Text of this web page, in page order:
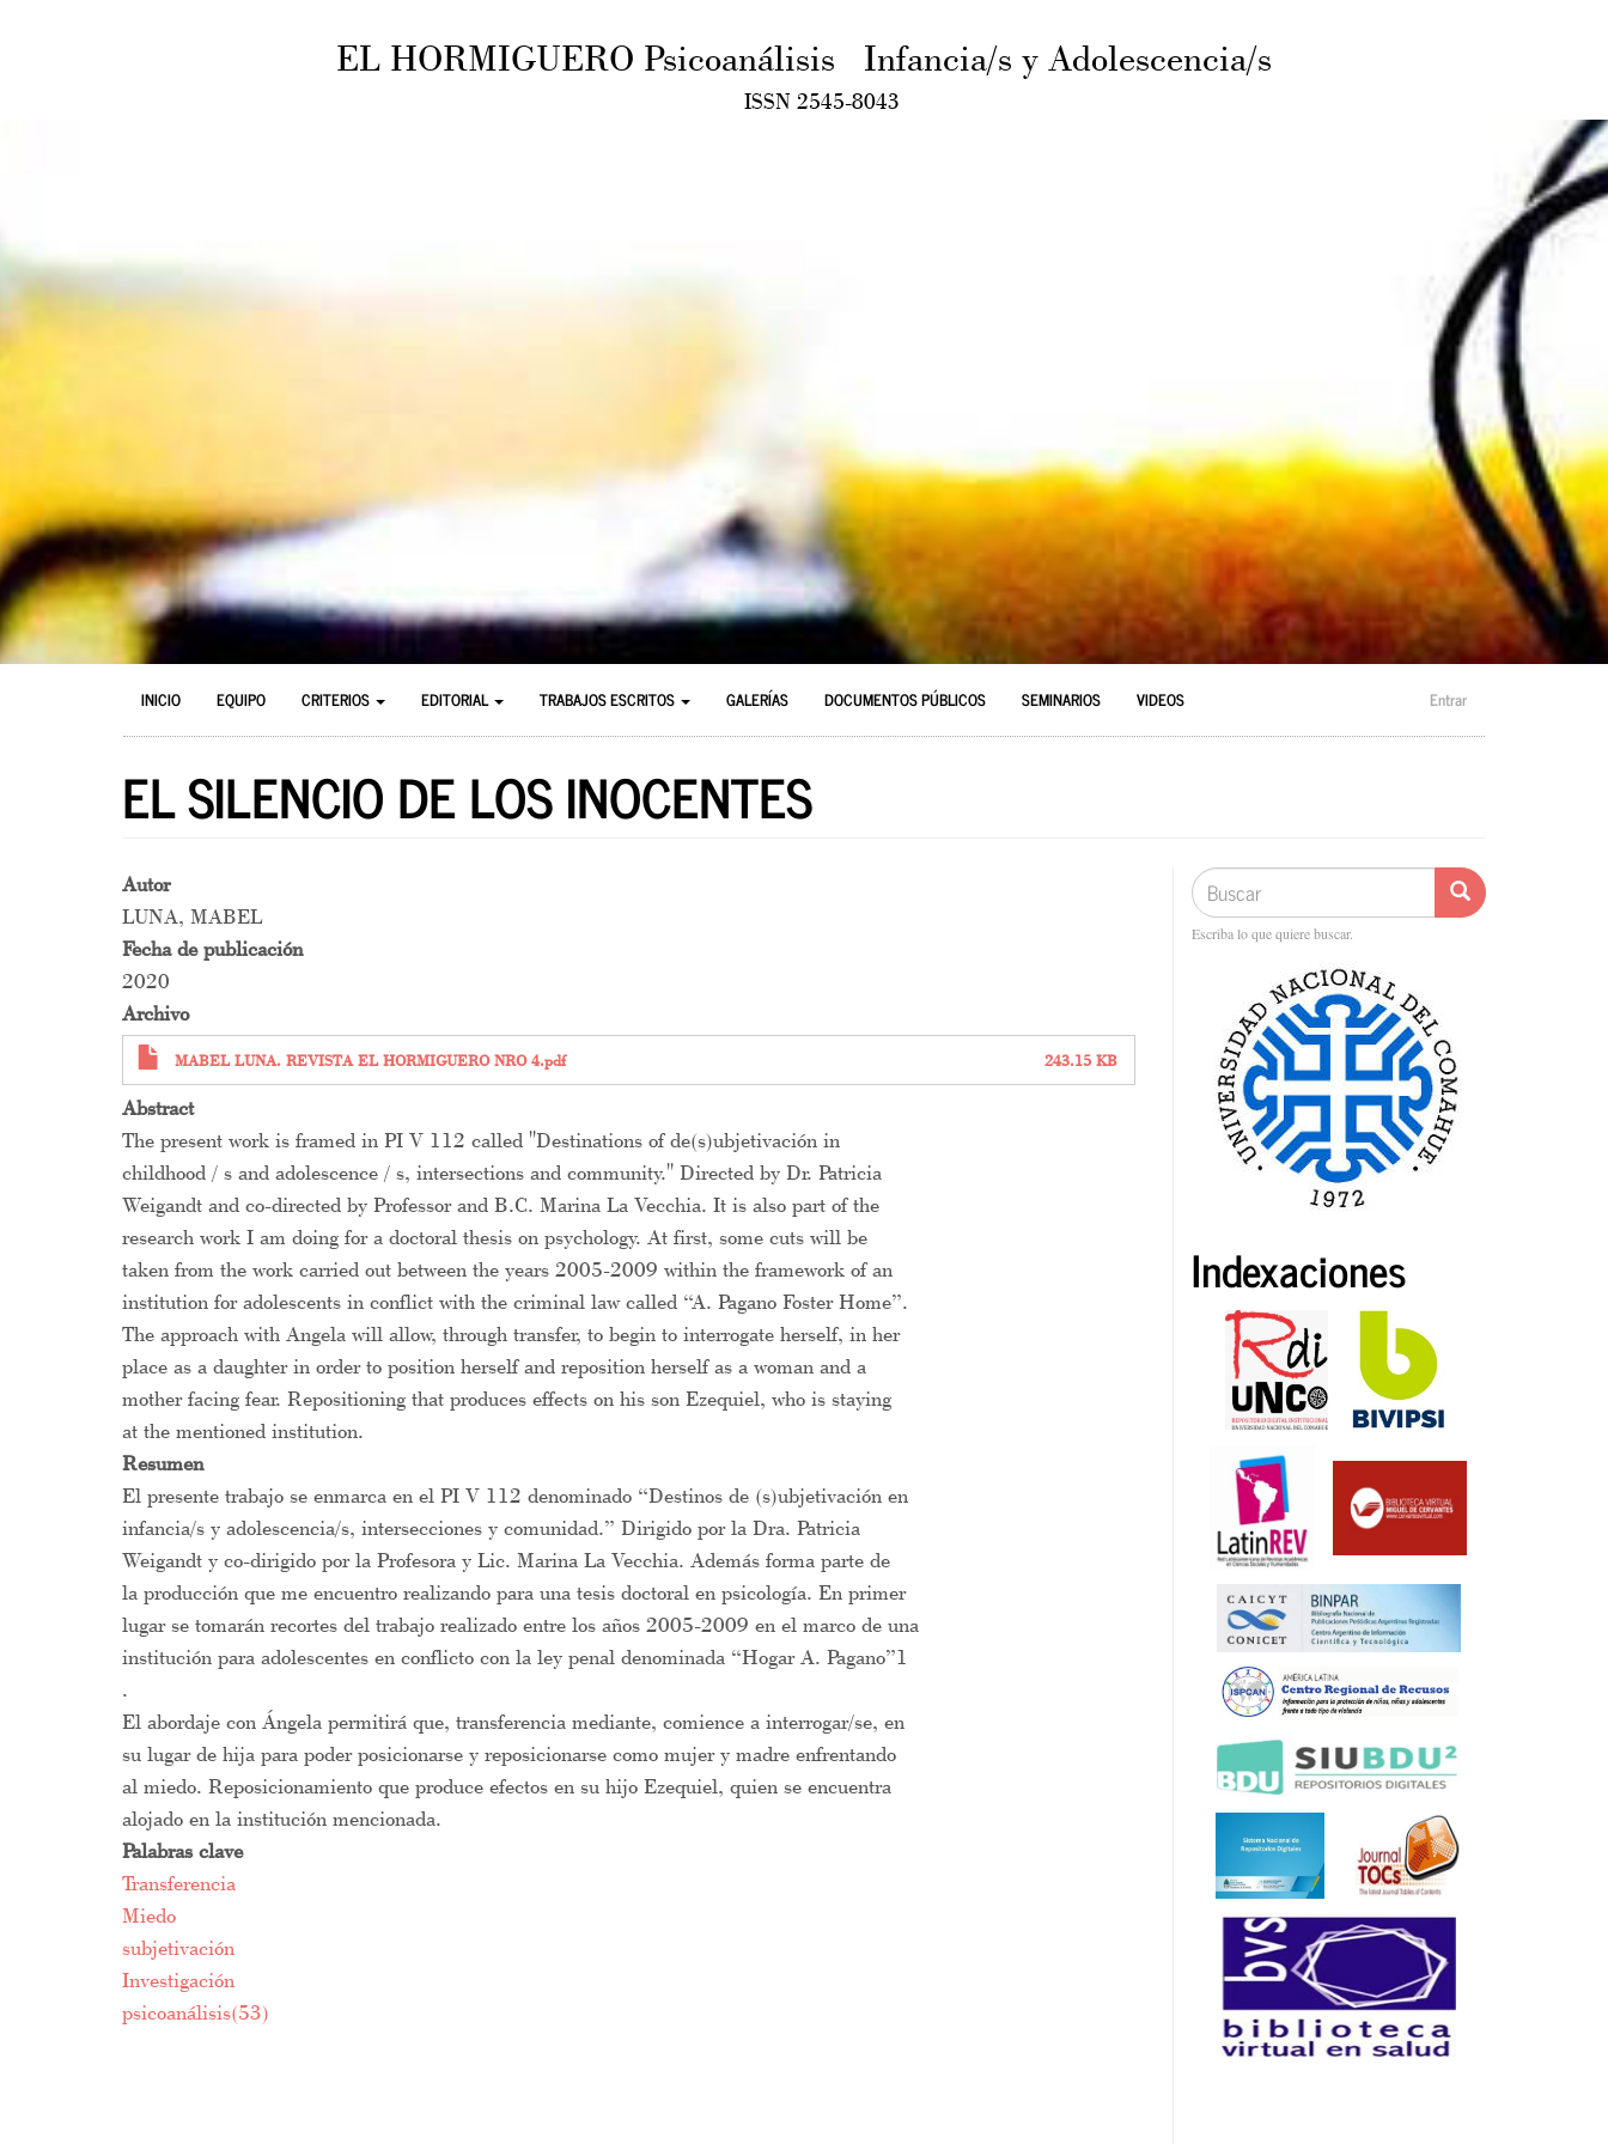
EL HORMIGUERO Psicoanálisis Infancia/s y Adolescencia/s
ISSN 2545-8043
MAIN
NAVIGATION
INICIO EQUIPO CRITERIOS EDITORIAL TRABAJOS ESCRITOS GALERÍAS DOCUMENTOS PÚBLICOS SEMINARIOS VIDEOS
MENU
DE
CUENTA
DE
USUARIO
Entrar
EL SILENCIO DE LOS INOCENTES
Autor
LUNA, MABEL
Fecha de publicación
2020
Archivo
MABEL LUNA. REVISTA EL HORMIGUERO NRO 4.pdf 243.15 KB
Abstract
The present work is framed in PI V 112 called "Destinations of de(s)ubjetivación in
childhood / s and adolescence / s, intersections and community." Directed by Dr. Patricia
Weigandt and co-directed by Professor and B.C. Marina La Vecchia. It is also part of the
research work I am doing for a doctoral thesis on psychology. At first, some cuts will be
taken from the work carried out between the years 2005-2009 within the framework of an
institution for adolescents in conflict with the criminal law called “A. Pagano Foster Home”.
The approach with Angela will allow, through transfer, to begin to interrogate herself, in her
place as a daughter in order to position herself and reposition herself as a woman and a
mother facing fear. Repositioning that produces effects on his son Ezequiel, who is staying
at the mentioned institution.
Resumen
El presente trabajo se enmarca en el PI V 112 denominado “Destinos de (s)ubjetivación en
infancia/s y adolescencia/s, intersecciones y comunidad.” Dirigido por la Dra. Patricia
Weigandt y co-dirigido por la Profesora y Lic. Marina La Vecchia. Además forma parte de
la producción que me encuentro realizando para una tesis doctoral en psicología. En primer
lugar se tomarán recortes del trabajo realizado entre los años 2005-2009 en el marco de una
institución para adolescentes en conflicto con la ley penal denominada “Hogar A. Pagano”1
.
El abordaje con Ángela permitirá que, transferencia mediante, comience a interrogar/se, en
su lugar de hija para poder posicionarse y reposicionarse como mujer y madre enfrentando
al miedo. Reposicionamiento que produce efectos en su hijo Ezequiel, quien se encuentra
alojado en la institución mencionada.
Palabras clave
Transferencia
Miedo
subjetivación
Investigación
psicoanálisis(53)
Buscar
Buscar Buscar
Escriba lo que quiere buscar.
Indexaciones